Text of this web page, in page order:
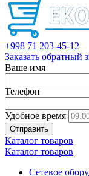
+998 71 203-45-12
Заказать обратный
Ваше имя
Телефон
Удобное время
Отправить
Каталог товаров
Каталог товаров
Сетевое